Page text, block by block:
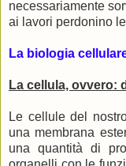
necessariamente
ai lavori perdonino
La biologia
La cellula, ovvero:
Le cellule del
una membrana
una quantità di